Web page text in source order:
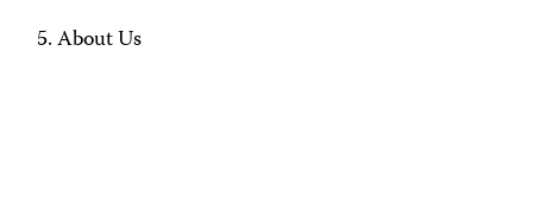
About Us